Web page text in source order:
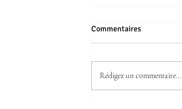
Commentaires
Rédigez un commentaire...